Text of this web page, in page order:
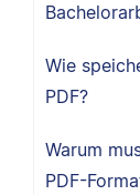
Wie
PDF?
Warum
PDF-